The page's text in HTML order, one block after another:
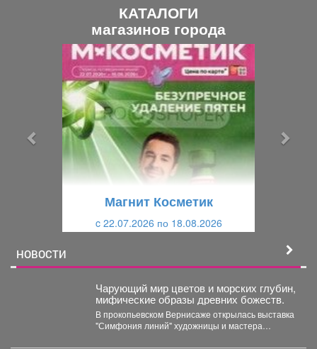
КАТАЛОГИ
магазинов города
Магнит Косметик
c 22.07.2026 по 18.08.2026
НОВОСТИ
Чарующий мир цветов и морских глубин,
мифические образы древних божеств.
В прокопьевском Вернисаже открылась выставка
"Симфония линий" художницы и мастера